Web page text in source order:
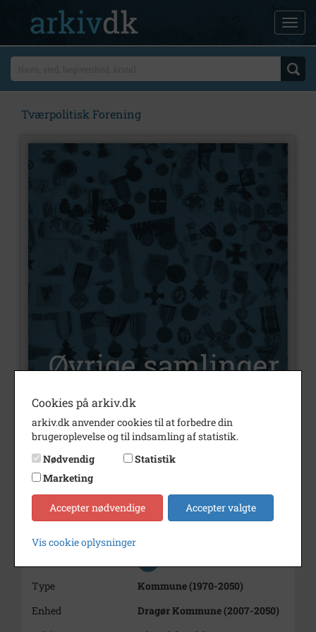
Tværpolitisk Forening
Nummer
C430
Type
Øvrige samlinger
Beskrivelse
Periode
1960 - 2999
Dateringsnote
Type
Kommune (1970-2050)
Enhed
Dragør Kommune (2007-2050)
Cookies på arkiv.dk
arkiv.dk anvender cookies til at forbedre din
brugeroplevelse og til indsamling af statistik.
Nødvendig
Statistik
Marketing
Accepter nødvendige Accepter valgte
Vis cookie oplysninger